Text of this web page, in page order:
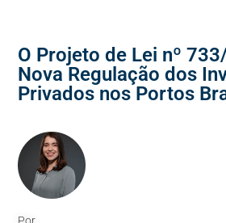
O Projeto de Lei nº
Nova Regulação dos
Privados nos Portos